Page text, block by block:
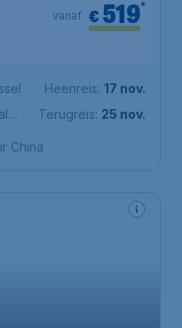
€ 519*
vanaf
Heenreis: 17 nov.
Terugreis: 25 nov.
China